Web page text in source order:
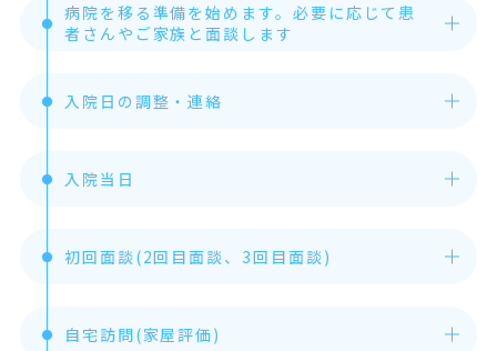
病院を移る準備を始めます。必要に応じて患
者さんやご家族と面談します
入院日の調整・連絡
入院当日
初回面談(2回目面談、3回目面談)
自宅訪問(家屋評価)